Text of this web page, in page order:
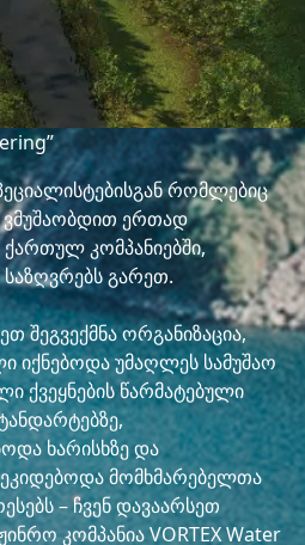
რომლებიც
ვმუშაობდით ერთად
კომპანიებში,
გარეთ.
შეგვექმნა ორგანიზაცია,
იქნებოდა უმაღლეს სამუშაო
ქვეყნების წარმატებული
ხარისხზე და
მომხმარებელთა
– ჩვენ დავაარსეთ
კომპანია VORTEX Water